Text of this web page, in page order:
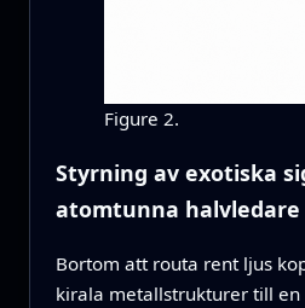
Figure 2.
Styrning av exotiska
atomtunna halvledare
Bortom att routa rent ljus
kirala metallstrukturer till